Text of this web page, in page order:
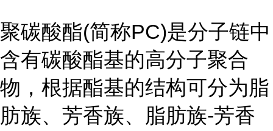
聚碳酸酯(简称PC)是分子链中
含有碳酸酯基的高分子聚合
物，根据酯基的结构可分为脂
肪族、芳香族、脂肪族-芳香